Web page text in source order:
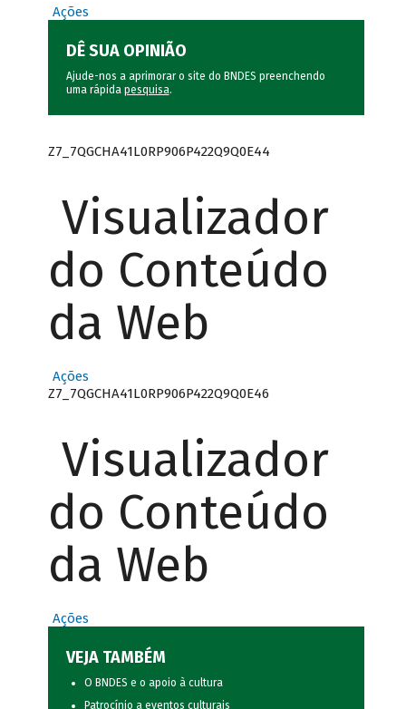
Ações
DÊ SUA OPINIÃO
Ajude-nos a aprimorar o site do BNDES preenchendo
uma rápida pesquisa.
Z7_7QGCHA41L0RP906P422Q9Q0E44
Visualizador
do Conteúdo
da Web
Ações
Z7_7QGCHA41L0RP906P422Q9Q0E46
Visualizador
do Conteúdo
da Web
Ações
VEJA TAMBÉM
O BNDES e o apoio à cultura
Patrocínio a eventos culturais